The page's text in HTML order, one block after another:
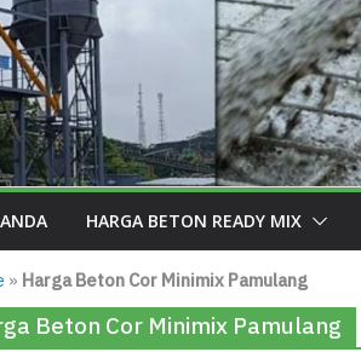
HARGA BETON READY MIX
» Harga Beton Cor Minimix Pamulang
Beton Cor Minimix Pamulang